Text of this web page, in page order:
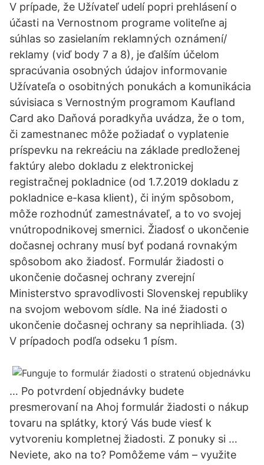
V prípade, že Užívateľ udelí popri prehlásení o
účasti na Vernostnom programe voliteľne aj
súhlas so zasielaním reklamných oznámení/
reklamy (viď body 7 a 8), je ďalším účelom
spracúvania osobných údajov informovanie
Užívateľa o osobitných ponukách a komunikácia
súvisiaca s Vernostným programom Kaufland
Card ako Daňová poradkyňa uvádza, že o tom,
či zamestnanec môže požiadať o vyplatenie
príspevku na rekreáciu na základe predloženej
faktúry alebo dokladu z elektronickej
registračnej pokladnice (od 1.7.2019 dokladu z
pokladnice e-kasa klient), či iným spôsobom,
môže rozhodnúť zamestnávateľ, a to vo svojej
vnútropodnikovej smernici. Žiadosť o ukončenie
dočasnej ochrany musí byť podaná rovnakým
spôsobom ako žiadosť. Formulár žiadosti o
ukončenie dočasnej ochrany zverejní
Ministerstvo spravodlivosti Slovenskej republiky
na svojom webovom sídle. Na iné žiadosti o
ukončenie dočasnej ochrany sa neprihliada. (3)
V prípadoch podľa odseku 1 písm.
… Po potvrdení objednávky budete
presmerovaní na Ahoj formulár žiadosti o nákup
tovaru na splátky, ktorý Vás bude viesť k
vytvoreniu kompletnej žiadosti. Z ponuky si …
Neviete, ako na to? Pomôžeme vám – využite